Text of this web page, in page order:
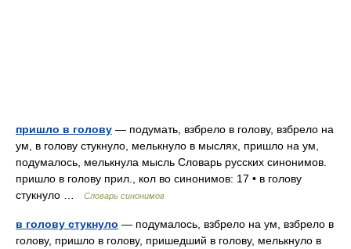
пришло в голову — подумать, взбрело в голову, взбрело на
ум, в голову стукнуло, мелькнуло в мыслях, пришло на ум,
подумалось, мелькнула мысль Словарь русских синонимов.
пришло в голову прил., кол во синонимов: 17 • в голову
стукнуло …
Словарь синонимов
в голову стукнуло — подумалось, взбрело на ум, взбрело в
голову, пришло в голову, пришедший в голову, мелькнуло в